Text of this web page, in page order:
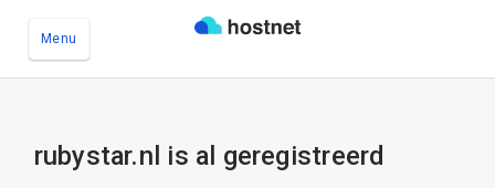
Menu
rubystar.nl is al geregistreerd